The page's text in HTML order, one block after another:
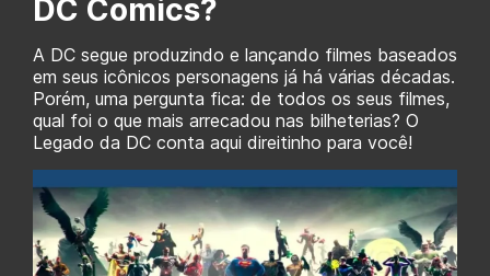
DC Comics?
A DC segue produzindo e lançando filmes baseados
em seus icônicos personagens já há várias décadas.
Porém, uma pergunta fica: de todos os seus filmes,
qual foi o que mais arrecadou nas bilheterias? O
Legado da DC conta aqui direitinho para você!